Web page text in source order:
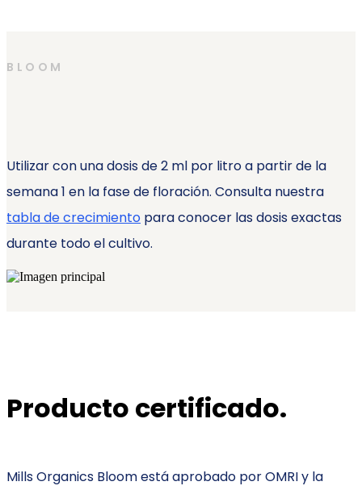
BLOOM
Utilizar con una dosis de 2 ml por litro a partir de la
semana 1 en la fase de floración. Consulta nuestra
tabla de crecimiento para conocer las dosis exactas
durante todo el cultivo.
Producto certificado.
Mills Organics Bloom está aprobado por OMRI y la